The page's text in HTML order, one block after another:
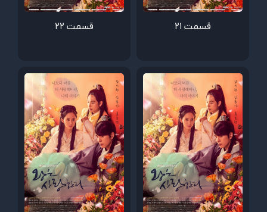
قسمت 21 قسمت 22